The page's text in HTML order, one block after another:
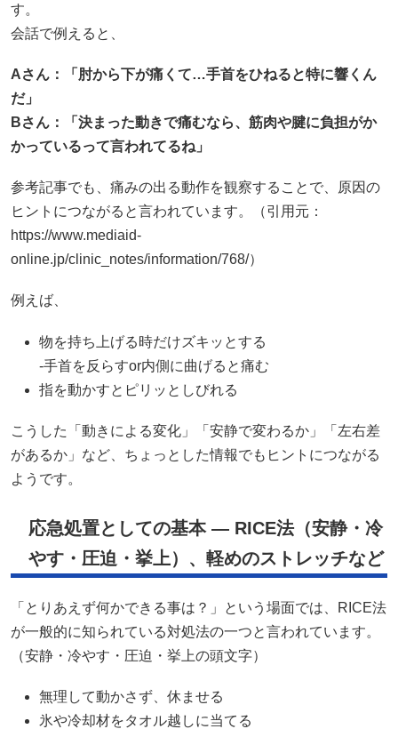
す。
会話で例えると、
Aさん：「肘から下が痛くて…手首をひねると特に響くん
だ」
Bさん：「決まった動きで痛むなら、筋肉や腱に負担がか
かっているって言われてるね」
参考記事でも、痛みの出る動作を観察することで、原因の
ヒントにつながると言われています。（引用元：
https://www.mediaid-
online.jp/clinic_notes/information/768/）
例えば、
物を持ち上げる時だけズキッとする
-手首を反らすor内側に曲げると痛む
指を動かすとピリッとしびれる
こうした「動きによる変化」「安静で変わるか」「左右差
があるか」など、ちょっとした情報でもヒントにつながる
ようです。
応急処置としての基本 ― RICE法（安静・冷
やす・圧迫・挙上）、軽めのストレッチなど
「とりあえず何かできる事は？」という場面では、RICE法
が一般的に知られている対処法の一つと言われています。
（安静・冷やす・圧迫・挙上の頭文字）
無理して動かさず、休ませる
氷や冷却材をタオル越しに当てる